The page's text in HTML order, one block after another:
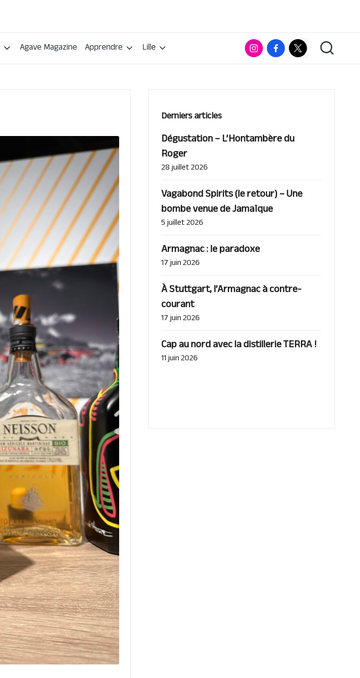
Agave Magazine Apprendre Lille InstagramFacebook
RumX
App
Derniers articles
Dégustation – L’Hontambère du
Roger
28 juillet 2026
Vagabond Spirits (le retour) – Une
bombe venue de Jamaïque
5 juillet 2026
Armagnac : le paradoxe
17 juin 2026
À Stuttgart, l’Armagnac à contre-
courant
17 juin 2026
Cap au nord avec la distillerie TERRA !
11 juin 2026